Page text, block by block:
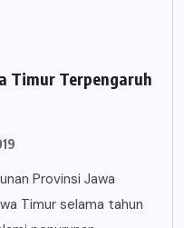
Timur Terpengaruh
Provinsi Jawa
Timur selama tahun